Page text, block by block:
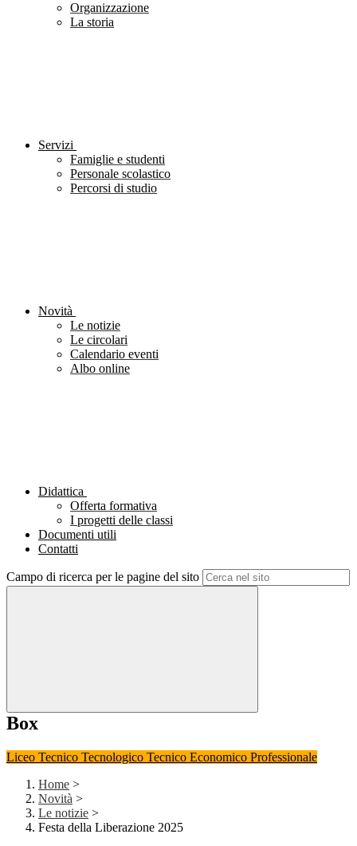
Organizzazione
La storia
Servizi
Famiglie e studenti
Personale scolastico
Percorsi di studio
Novità
Le notizie
Le circolari
Calendario eventi
Albo online
Didattica
Offerta formativa
I progetti delle classi
Documenti utili
Contatti
Campo di ricerca per le pagine del sito
Box
Liceo Tecnico Tecnologico Tecnico Economico Professionale
Home >
Novità >
Le notizie >
Festa della Liberazione 2025